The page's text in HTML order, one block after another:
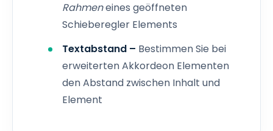
Rahmeneines geöffneten
Schieberegler Elements
Textabstand – Bestimmen Sie bei
erweiterten Akkordeon Elementen
den Abstand zwischen Inhalt und
Element